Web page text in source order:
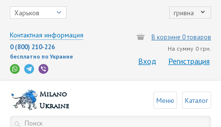
Харьков гривна
Контактная информация
0 (800) 210-226
бесплатно по Украине
В корзине 0 товаров
На сумму 0 грн.
Вход Регистрация
Milano
Ukraine
Меню Каталог